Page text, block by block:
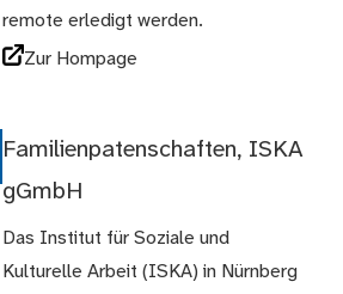
remote erledigt werden.
Zur Hompage
Familienpatenschaften, ISKA
gGmbH
Das Institut für Soziale und
Kulturelle Arbeit (ISKA) in Nürnberg